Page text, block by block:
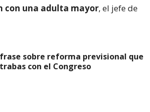
con una adulta mayor, el jefe de
sobre reforma previsional que
con el Congreso